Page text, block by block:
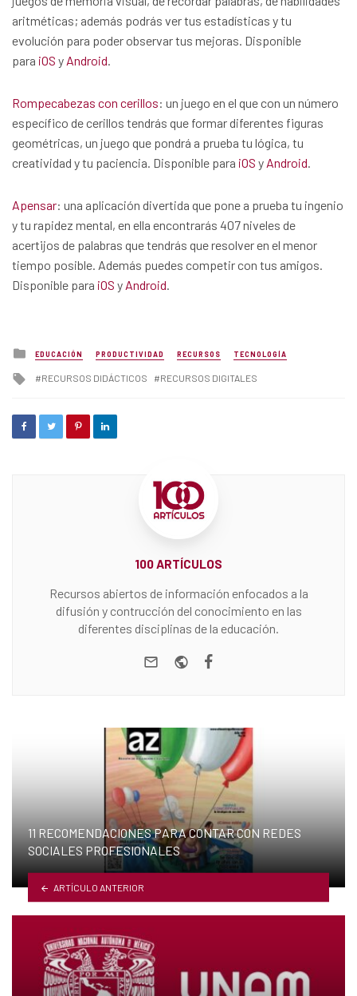
aritméticas; además podrás ver tus estadísticas y tu
evolución para poder observar tus mejoras. Disponible
para iOS y Android.
Rompecabezas con cerillos: un juego en el que con un número
específico de cerillos tendrás que formar diferentes figuras
geométricas, un juego que pondrá a prueba tu lógica, tu
creatividad y tu paciencia. Disponible para iOS y Android.
Apensar: una aplicación divertida que pone a prueba tu ingenio
y tu rapidez mental, en ella encontrarás 407 niveles de
acertijos de palabras que tendrás que resolver en el menor
tiempo posible. Además puedes competir con tus amigos.
Disponible para iOS y Android.
Posted
in
EDUCACIÓN PRODUCTIVIDAD RECURSOS TECNOLOGÍA
Tagged
RECURSOS DIDÁCTICOS RECURSOS DIGITALES
100 ARTÍCULOS
Recursos abiertos de información enfocados a la
difusión y contrucción del conocimiento en las
diferentes disciplinas de la educación.
e-mail Website
11 RECOMENDACIONES PARA CONTAR CON REDES
SOCIALES PROFESIONALES
ARTÍCULO ANTERIOR